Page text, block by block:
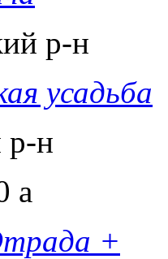
р-н
усадьба
р-н
a
+